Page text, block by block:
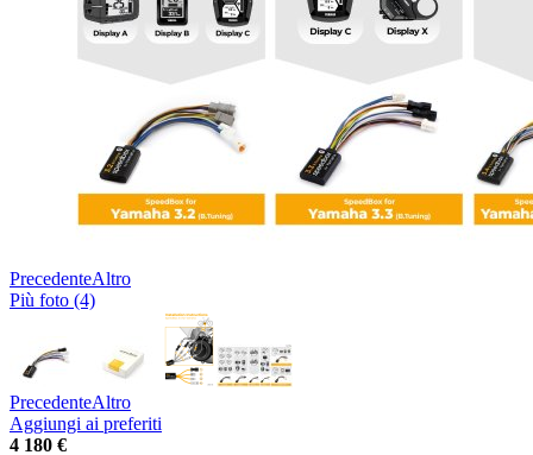
PrecedenteAltro
Più foto (4)
PrecedenteAltro
Aggiungi ai preferiti
4 180 €